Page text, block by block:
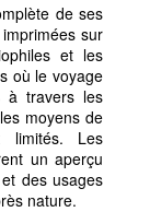
de ses
sur
et les
où le voyage
à travers les
moyens de
limités. Les
un aperçu
des usages
nature.